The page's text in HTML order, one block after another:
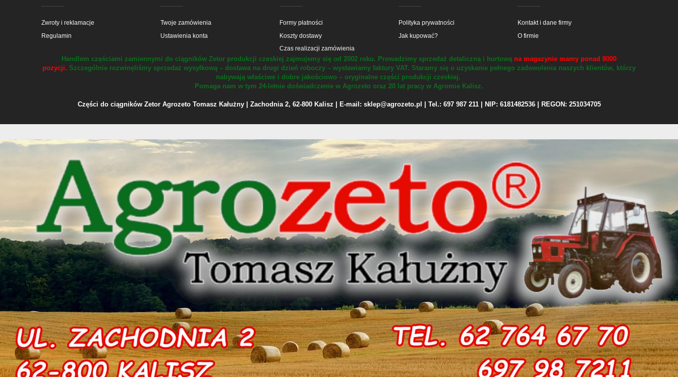
Zwroty i reklamacje
Regulamin
Twoje zamówienia
Ustawienia konta
Formy płatności
Koszty dostawy
Czas realizacji zamówienia
Polityka prywatności
Jak kupować?
Kontakt i dane firmy
O firmie
Handlem częściami zamiennymi do ciągników Zetor produkcji czeskiej zajmujemy się od 2002 roku. Prowadzimy sprzedaż detaliczną i hurtową na magazynie mamy ponad 8000
pozycji. Szczególnie rozwinęliśmy sprzedaż wysyłkową – dostawa na drugi dzień roboczy – wystawiamy faktury VAT. Staramy się o uzyskanie pełnego zadowolenia naszych klientów, którzy
nabywają właściwe i dobre jakościowo – oryginalne części produkcji czeskiej.
Pomaga nam w tym 24-letnie doświadczenie w Agrozeto oraz 20 lat pracy w Agromie Kalisz.
Części do ciągników Zetor Agrozeto Tomasz Kałużny | Zachodnia 2, 62-800 Kalisz | E-mail: sklep@agrozeto.pl | Tel.: 697 987 211 | NIP: 6181482536 | REGON: 251034705